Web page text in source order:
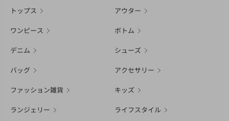
トップス アウター
ワンピース ボトム
デニム シューズ
バッグ アクセサリー
ファッション雑貨 キッズ
ランジェリー ライフスタイル